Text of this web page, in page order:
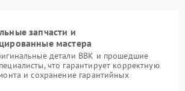
запчасти и
мастера
детали BBK и прошедшие
что гарантирует корректную
и сохранение гарантийных